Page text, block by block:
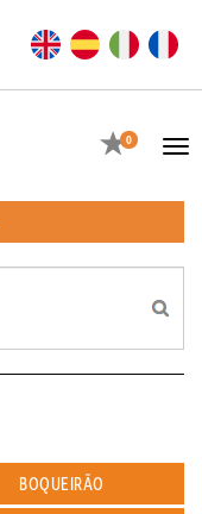
EN ES
Favoritos
0
BOQUEIRÃO